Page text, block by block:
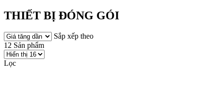
THIẾT BỊ ĐÓNG GÓI
Sắp xếp theo
12 Sản phẩm
Lọc